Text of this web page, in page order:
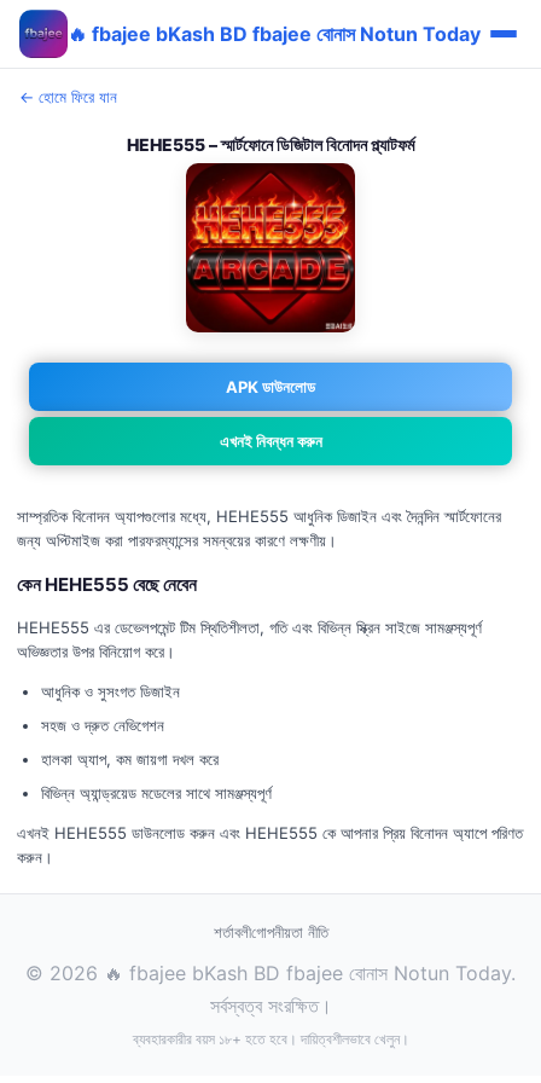
🔥 fbajee bKash BD fbajee বোনাস Notun Today
← হোমে ফিরে যান
HEHE555 – স্মার্টফোনে ডিজিটাল বিনোদন প্ল্যাটফর্ম
APK ডাউনলোড
এখনই নিবন্ধন করুন
সাম্প্রতিক বিনোদন অ্যাপগুলোর মধ্যে, HEHE555 আধুনিক ডিজাইন এবং দৈনন্দিন স্মার্টফোনের
জন্য অপ্টিমাইজ করা পারফরম্যান্সের সমন্বয়ের কারণে লক্ষণীয়।
কেন HEHE555 বেছে নেবেন
HEHE555 এর ডেভেলপমেন্ট টিম স্থিতিশীলতা, গতি এবং বিভিন্ন স্ক্রিন সাইজে সামঞ্জস্যপূর্ণ
অভিজ্ঞতার উপর বিনিয়োগ করে।
আধুনিক ও সুসংগত ডিজাইন
সহজ ও দ্রুত নেভিগেশন
হালকা অ্যাপ, কম জায়গা দখল করে
বিভিন্ন অ্যান্ড্রয়েড মডেলের সাথে সামঞ্জস্যপূর্ণ
এখনই HEHE555 ডাউনলোড করুন এবং HEHE555 কে আপনার প্রিয় বিনোদন অ্যাপে পরিণত
করুন।
শর্তাবলীগোপনীয়তা নীতি
© 2026 🔥 fbajee bKash BD fbajee বোনাস Notun Today.
সর্বস্বত্ব সংরক্ষিত।
ব্যবহারকারীর বয়স ১৮+ হতে হবে। দায়িত্বশীলভাবে খেলুন।